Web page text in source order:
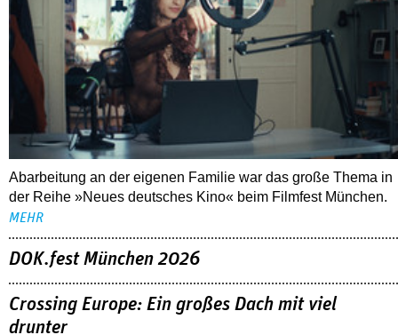
Abarbeitung an der eigenen Familie war das große Thema in
der Reihe »Neues deutsches Kino« beim Filmfest München.
MEHR
DOK.fest München 2026
Crossing Europe: Ein großes Dach mit viel
drunter